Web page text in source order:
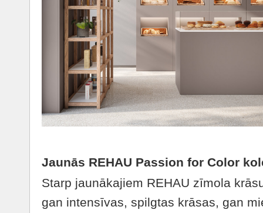
Jaunās REHAU Passion for Color
Starp jaunākajiem REHAU zīmola
gan intensīvas, spilgtas krāsas, gan